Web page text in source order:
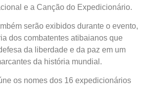
e a Canção do Expedicionário.
serão exibidos durante o evento,
dos combatentes atibaianos que
da liberdade e da paz em um
da história mundial.
os nomes dos 16 expedicionários